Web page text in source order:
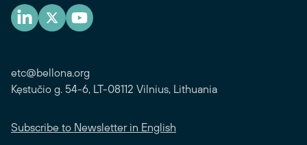
etc@bellona.org
Kęstučio g. 54-6, LT-08112 Vilnius, Lithuania
Subscribe to Newsletter in English